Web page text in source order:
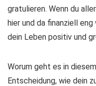
gratulieren. Wenn du
hier und da finanziell eng
dein Leben positiv und
Worum geht es in
Entscheidung, wie dein